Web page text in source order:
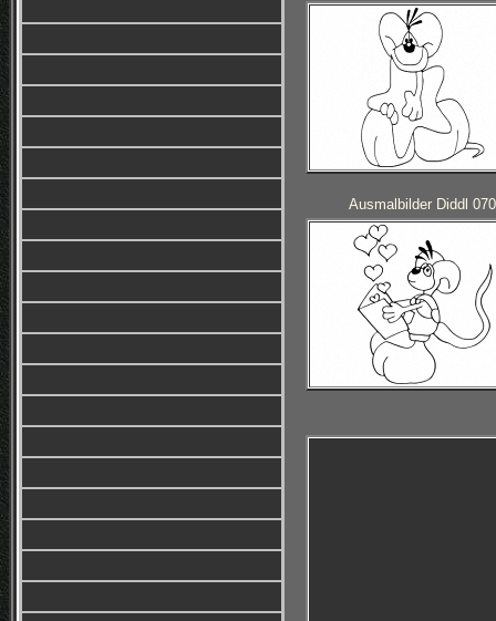
Ausmalbilder Diddl 070